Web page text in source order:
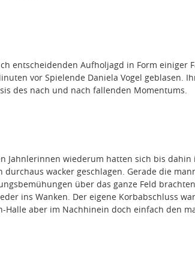
entscheidenden Aufholjagd in Form einiger
vor Spielende Daniela Vogel geblasen.
des nach und nach fallenden Momentums.
Jahnlerinnen wiederum hatten sich bis
durchaus wacker geschlagen. Gerade die
über das ganze Feld
ins Wanken. Der eigene Korbabschluss
Halle aber im Nachhinein doch einfach den